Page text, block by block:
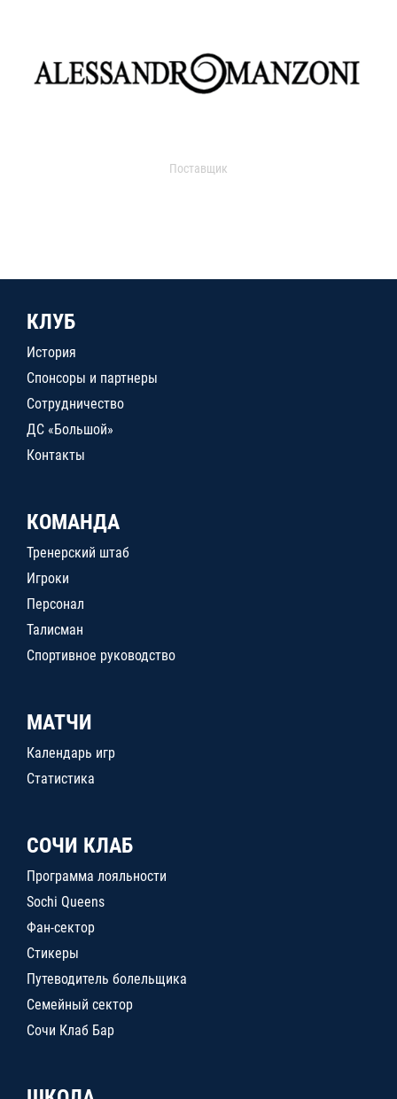
Поставщик
КЛУБ
История
Спонсоры и партнеры
Сотрудничество
ДС «Большой»
Контакты
КОМАНДА
Тренерский штаб
Игроки
Персонал
Талисман
Спортивное руководство
МАТЧИ
Календарь игр
Статистика
СОЧИ КЛАБ
Программа лояльности
Sochi Queens
Фан-сектор
Стикеры
Путеводитель болельщика
Семейный сектор
Сочи Клаб Бар